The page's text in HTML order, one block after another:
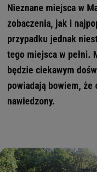
Nieznane miejsca w
zobaczenia, jak i
przypadku jednak
tego miejsca w pełni.
będzie ciekawym
powiadają bowiem,
nawiedzony.